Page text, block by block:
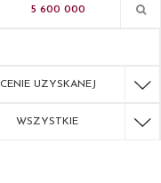
CENIE UZYSKANEJ
WSZYSTKIE